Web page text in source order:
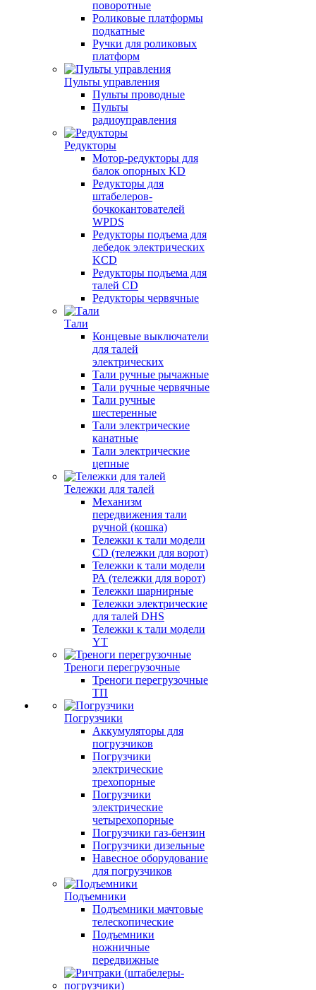
поворотные
Роликовые платформы
подкатные
Ручки для роликовых
платформ
Пульты управления
Пульты проводные
Пульты
радиоуправления
Редукторы
Мотор-редукторы для
балок опорных KD
Редукторы для
штабелеров-
бочкокантователей
WPDS
Редукторы подъема для
лебедок электрических
KCD
Редукторы подъема для
талей CD
Редукторы червячные
Тали
Концевые выключатели
для талей
электрических
Тали ручные рычажные
Тали ручные червячные
Тали ручные
шестеренные
Тали электрические
канатные
Тали электрические
цепные
Тележки для талей
Механизм
передвижения тали
ручной (кошка)
Тележки к тали модели
CD (тележки для ворот)
Тележки к тали модели
РА (тележки для ворот)
Тележки шарнирные
Тележки электрические
для талей DHS
Тележки к тали модели
YT
Треноги перегрузочные
Треноги перегрузочные
ТП
Погрузчики
Аккумуляторы для
погрузчиков
Погрузчики
электрические
трехопорные
Погрузчики
электрические
четырехопорные
Погрузчики газ-бензин
Погрузчики дизельные
Навесное оборудование
для погрузчиков
Подъемники
Подъемники мачтовые
телескопические
Подъемники
ножничные
передвижные